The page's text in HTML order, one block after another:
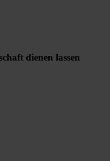
dienen lassen